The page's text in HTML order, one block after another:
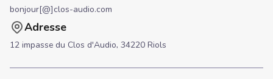
bonjour[@]clos-audio.com
Adresse
12 impasse du Clos d'Audio, 34220 Riols